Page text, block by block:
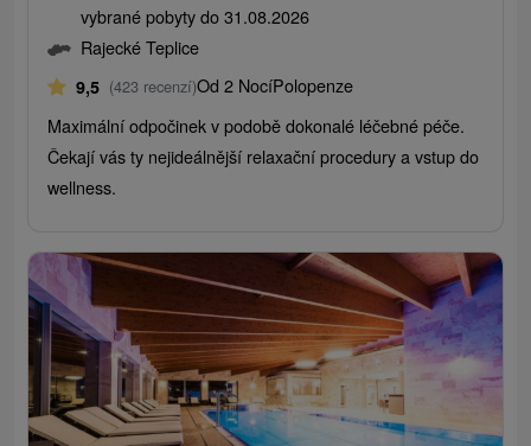
vybrané pobyty do 31.08.2026
Rajecké Teplice
9,5 (423 recenzí)Od 2 NocíPolopenze
Maximální odpočinek v podobě dokonalé léčebné péče.
Čekají vás ty nejideálnější relaxační procedury a vstup do
wellness.